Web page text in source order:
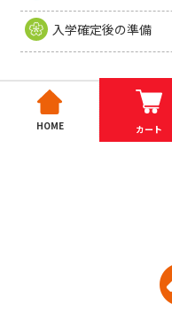
入学確定後の準備
HOME カート